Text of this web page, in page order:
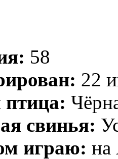
58
22
свинья:
играю: на